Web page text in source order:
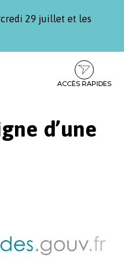
29 juillet et les
ACCÈS RAPIDES
d’une